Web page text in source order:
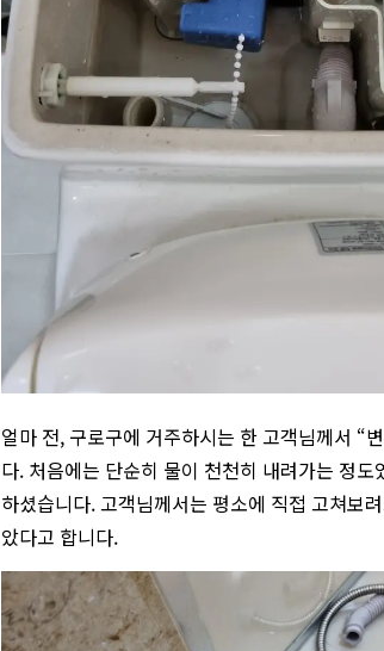
얼마 전, 구로구에 거주하시는 한 고객님께서 “
다. 처음에는 단순히 물이 천천히 내려가는 정
하셨습니다. 고객님께서는 평소에 직접 고쳐보
았다고 합니다.